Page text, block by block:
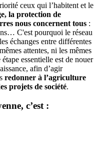
ceux qui l’habitent et le
la protection de
nous concernent tous :
C'est pourquoi le réseau
échanges entre différentes
attentes, ni les mêmes
essentielle est de nouer
afin d’agir
redonner à l’agriculture
projets de société.
c’est :